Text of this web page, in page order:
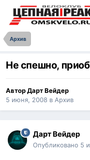
Архив
Не спешно,
АвторДарт Вейдер
5 июня, 2008 в Архив
Дарт Вейдер
Опубликовано 5